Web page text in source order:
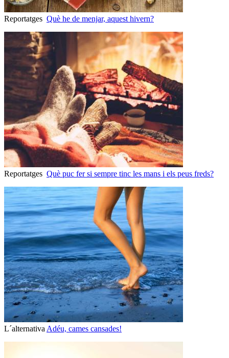
Reportatges Què he de menjar, aquest hivern?
Reportatges Què puc fer si sempre tinc les mans i els peus freds?
L´alternativa Adéu, cames cansades!